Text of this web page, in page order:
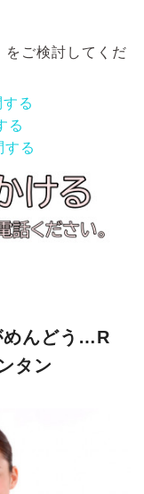
をご検討してくだ
る
る
る
めんどう…R
タン